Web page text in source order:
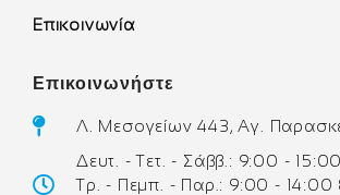
Επικοινωνία
Επικοινωνήστε
Λ. Μεσογείων 443, Αγ.
Δευτ. - Τετ. - Σάββ.: 9:00 - 15:00
Τρ. - Πεμπ. - Παρ.: 9:00 - 14:00